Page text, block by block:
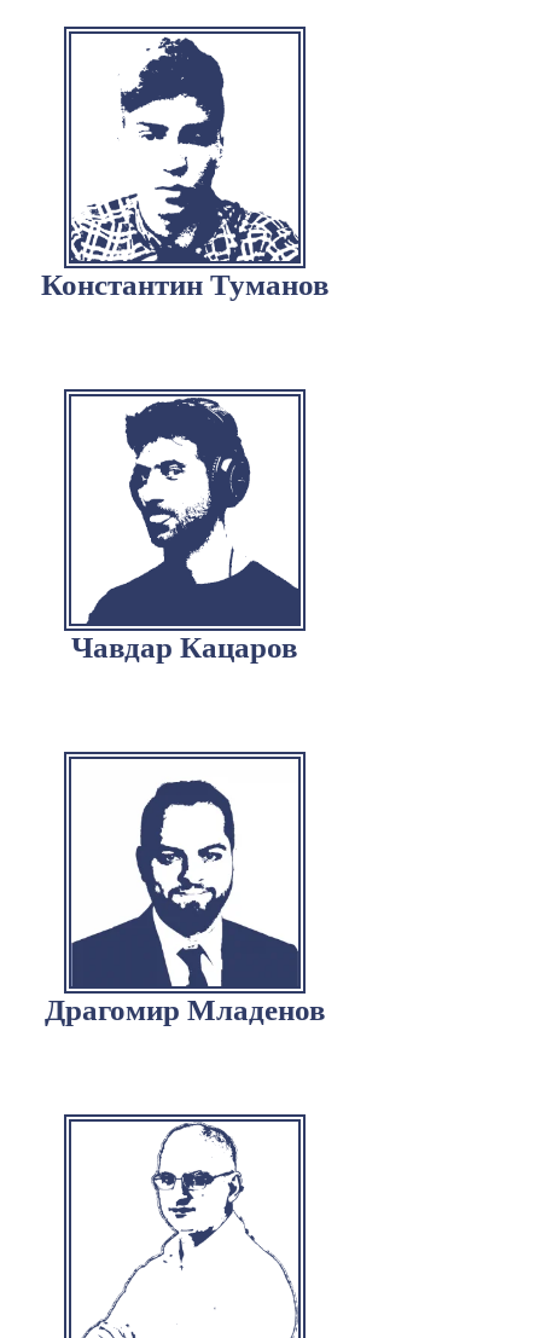
Константин Туманов
Чавдар Кацаров
Драгомир Младенов